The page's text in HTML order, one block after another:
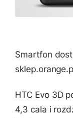
Smartfon
HTC Evo 3D
4,3 cala i